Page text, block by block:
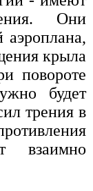
Они
крыла
повороте
будет
трения в
взаимно